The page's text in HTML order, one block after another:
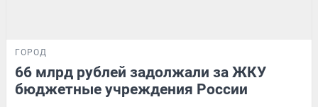
ГОРОД
66 млрд рублей задолжали за ЖКУ
бюджетные учреждения России